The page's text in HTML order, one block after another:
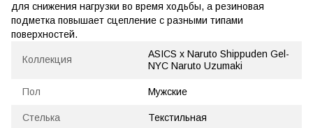
для снижения нагрузки во время ходьбы, а резиновая
подметка повышает сцепление с разными типами
поверхностей.
Коллекция
ASICS x Naruto Shippuden Gel-
NYC Naruto Uzumaki
Пол Мужские
Стелька Текстильная